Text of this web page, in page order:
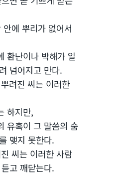
에 뿌리가 없어서
환난이나 박해가 일
넘어지고 만다.
려진 씨는 이러한
하지만,
유혹이 그 말씀의 숨
맺지 못한다.
씨는 이러한 사람
고 깨닫는다.